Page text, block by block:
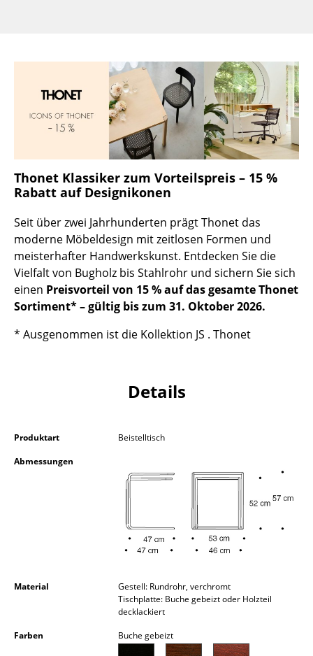
... alle Aufbewahrungsmöbel
Hängeleuchten & Deckenleuchten
Schreibtischleuchten
Stehleuchten & Leseleuchten
Bodenleuchten
Wandleuchten
Outdoor-Leuchten
Betten
Doppelbetten
Accessoires
Thonet Klassiker zum Vorteilspreis – 15 %
Rabatt auf Designikonen
Seit über zwei Jahrhunderten prägt Thonet das
moderne Möbeldesign mit zeitlosen Formen und
meisterhafter Handwerkskunst. Entdecken Sie die
Vielfalt von Bugholz bis Stahlrohr und sichern Sie sich
einen Preisvorteil von 15 % auf das gesamte Thonet
Sortiment* – gültig bis zum 31. Oktober 2026.
* Ausgenommen ist die Kollektion JS . Thonet
Details
Produktart
Beistelltisch
Abmessungen
Material
Gestell: Rundrohr, verchromt
Tischplatte: Buche gebeizt oder Holzteil
decklackiert
Farben
Buche gebeizt